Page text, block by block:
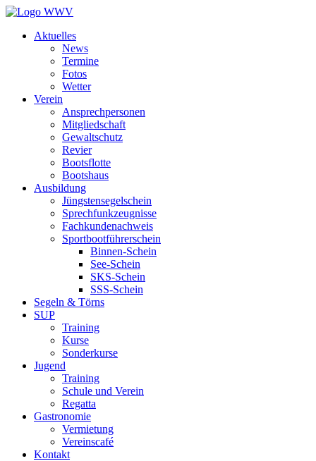
Aktuelles
News
Termine
Fotos
Wetter
Verein
Ansprechpersonen
Mitgliedschaft
Gewaltschutz
Revier
Bootsflotte
Bootshaus
Ausbildung
Jüngstensegelschein
Sprechfunkzeugnisse
Fachkundenachweis
Sportbootführerschein
Binnen-Schein
See-Schein
SKS-Schein
SSS-Schein
Segeln & Törns
SUP
Training
Kurse
Sonderkurse
Jugend
Training
Schule und Verein
Regatta
Gastronomie
Vermietung
Vereinscafé
Kontakt